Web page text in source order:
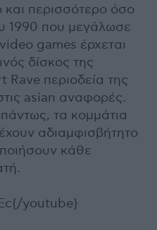
και περισσότερο όσο
1990 που μεγάλωσε
games έρχεται
δίσκος της
περιοδεία της
asian αναφορές.
τα κομμάτια
έχουν αδιαμφισβήτητο
κάθε
youtube}